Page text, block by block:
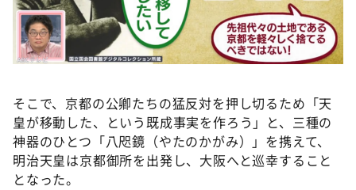
そこで、京都の公卿たちの猛反対を押し切るため「天
皇が移動した、という既成事実を作ろう」と、三種の
神器のひとつ「八咫鏡（やたのかがみ）」を携えて、
明治天皇は京都御所を出発し、大阪へと巡幸すること
となった。